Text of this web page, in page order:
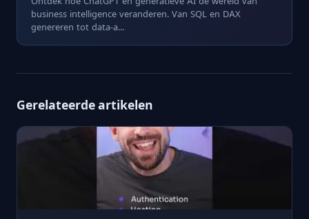
business intelligence veranderen. Van SQL en DAX
genereren tot data-a...
Gerelateerde artikelen